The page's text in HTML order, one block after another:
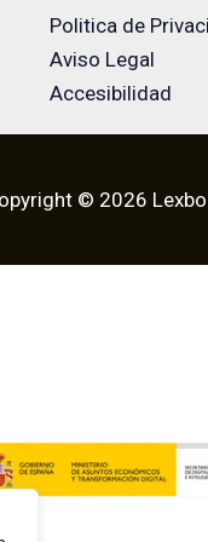
Politica de
Aviso Legal
Accesibilidad
© 2026